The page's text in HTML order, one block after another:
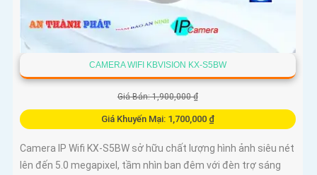
CAMERA WIFI KBVISION KX-S5BW
Giá Bán: 1,900,000 ₫
Giá Khuyến Mại: 1,700,000 ₫
Camera IP Wifi KX-S5BW sở hữu chất lượng hình ảnh siêu nét
lên đến 5.0 megapixel, tầm nhìn ban đêm với đèn trợ sáng